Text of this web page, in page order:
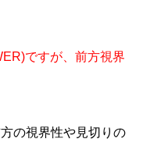
ですが、前方視界
の視界性や見切りの